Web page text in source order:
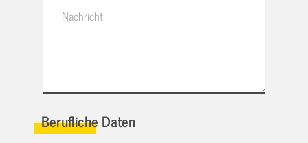
Berufliche Daten